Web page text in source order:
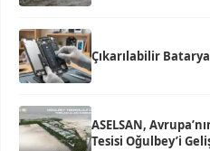
Çıkarılabilir
ASELSAN,
Tesisi Oğulbey’i